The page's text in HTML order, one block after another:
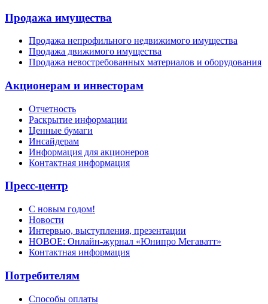
Продажа имущества
Продажа непрофильного недвижимого имущества
Продажа движимого имущества
Продажа невостребованных материалов и оборудования
Акционерам и инвесторам
Отчетность
Раскрытие информации
Ценные бумаги
Инсайдерам
Информация для акционеров
Контактная информация
Пресс-центр
С новым годом!
Новости
Интервью, выступления, презентации
НОВОЕ: Онлайн-журнал «Юнипро Мегаватт»
Контактная информация
Потребителям
Способы оплаты